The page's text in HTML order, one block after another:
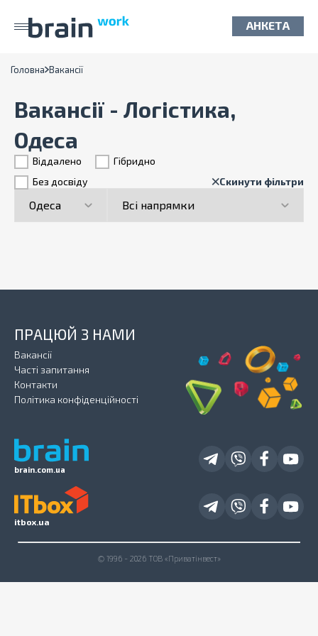
АНКЕТА
Головна Вакансії
Вакансії - Логістика,
Одеса
Віддалено
Гiбридно
Без досвіду
Скинути фільтри
brain.com.ua
ПРАЦЮЙ З НАМИ
Вакансії
Часті запитання
Контакти
Політика конфіденційності
itbox.ua
© 1996 - 2026 ТОВ «Приватінвест»